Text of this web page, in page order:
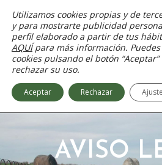
contenido
AVISO
Utilizamos cookies propias y de
y para mostrarte publicidad
perfil elaborado a partir de tus
AQUÍpara más información.
cookies pulsando el botón
rechazar su uso.
Aceptar Rechazar